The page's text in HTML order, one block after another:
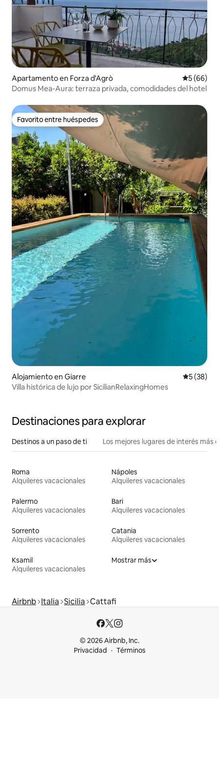
Apartamento en Forza d'Agrò
5 (66)
Domus Mea-Aura: terraza privada, comodidades del hotel
Favorito entre huéspedes
Favorito entre huéspedes
Alojamiento en Giarre
5 (38)
Villa histórica de lujo por SicilianRelaxingHomes
Destinaciones para explorar
Destinos a un paso de ti Los mejores lugares de interés más
Roma
Alquileres vacacionales
Nápoles
Alquileres vacacionales
Palermo
Alquileres vacacionales
Bari
Alquileres vacacionales
Sorrento
Alquileres vacacionales
Catania
Alquileres vacacionales
Ksamil
Alquileres vacacionales
Mostrar más
Airbnb Italia Sicilia Cattafi
© 2026 Airbnb, Inc.
Privacidad
Términos